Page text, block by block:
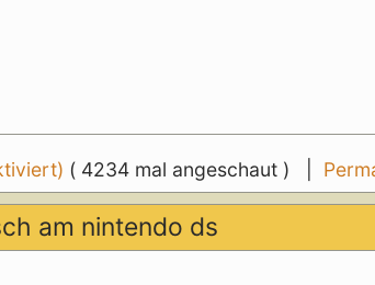
( 4234 mal angeschaut ) |
am nintendo ds